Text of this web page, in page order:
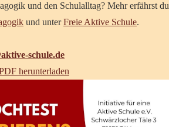
und den Schulalltag? Mehr erfährst du
und unterFreie Aktive Schule.
schule.de
herunterladen